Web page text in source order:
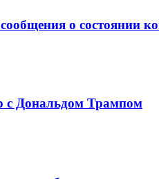
о состоянии
с Дональдом Трампом